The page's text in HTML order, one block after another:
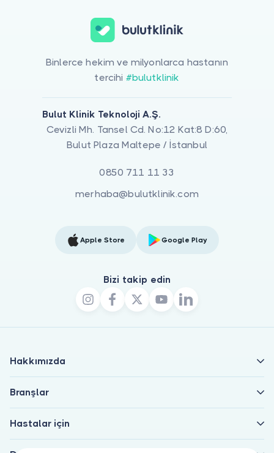
Binlerce hekim ve milyonlarca hastanın
tercihi #bulutklinik
Bulut Klinik Teknoloji A.Ş.
Cevizli Mh. Tansel Cd. No:12 Kat:8 D:60,
Bulut Plaza Maltepe / İstanbul
0850 711 11 33
merhaba@bulutklinik.com
Apple Store Google Play
Bizi takip edin
Hakkımızda
Branşlar
Hastalar için